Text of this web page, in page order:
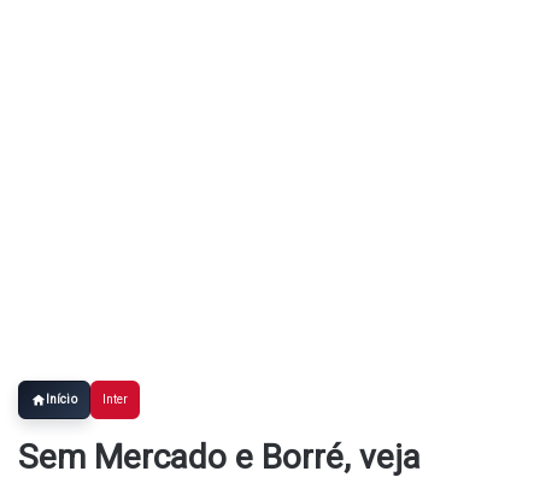
Início Inter
Sem Mercado e Borré, veja